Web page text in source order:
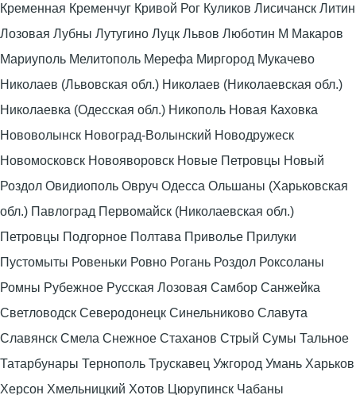
Кременная Кременчуг Кривой Рог Куликов Лисичанск Литин
Лозовая Лубны Лутугино Луцк Львов Люботин М Макаров
Мариуполь Мелитополь Мерефа Миргород Мукачево
Николаев (Львовская обл.) Николаев (Николаевская обл.)
Николаевка (Одесская обл.) Никополь Новая Каховка
Нововолынск Новоград-Волынский Новодружеск
Новомосковск Новояворовск Новые Петровцы Новый
Роздол Овидиополь Овруч Одесса Ольшаны (Харьковская
обл.) Павлоград Первомайск (Николаевская обл.)
Петровцы Подгорное Полтава Приволье Прилуки
Пустомыты Ровеньки Ровно Рогань Роздол Роксоланы
Ромны Рубежное Русская Лозовая Самбор Санжейка
Светловодск Северодонецк Синельниково Славута
Славянск Смела Снежное Стаханов Стрый Сумы Тальное
Татарбунары Тернополь Трускавец Ужгород Умань Харьков
Херсон Хмельницкий Хотов Цюрупинск Чабаны